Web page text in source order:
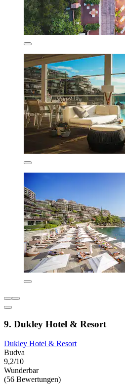
9. Dukley Hotel & Resort
Dukley Hotel & Resort
Budva
9,2/10
Wunderbar
(56 Bewertungen)